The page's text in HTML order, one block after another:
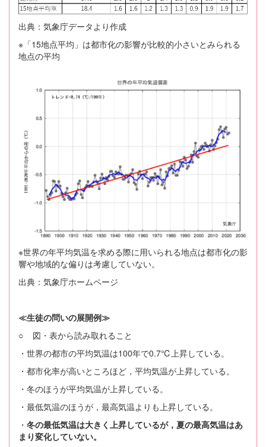
出典：気象庁データより作成
※「15地点平均」は都市化の影響が比較的小さいとみられる
地点の平均
※世界の年平均気温を求める際に用いられる地点は都市化の影
響や地域的な偏りは考慮していない。
出典：気象庁ホームページ
≪生徒の問いの展開例≫
○ 図・表から読み取れること
・世界の都市の平均気温は100年で0.7℃上昇している。
・都市化率が高いところほど，平均気温が上昇している。
・冬のほうが平均気温が上昇している。
・最低気温のほうが，最高気温よりも上昇している。
・ 冬の最低気温は大きく上昇しているが，夏の最高気温はあ
まり変化していない。